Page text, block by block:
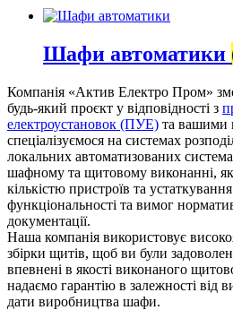
Шафи автоматики
Компанія «Актив Електро Пром»
будь-який проєкт у відповідності з
електроустановок (ПУЕ) та вашими
спеціалізуємося на системах
локальних автоматизованих
шафному та щитовому виконанні,
кількістю пристроїв та
функціональності та вимог
документації.
Наша компанія використовує
збірки щитів, щоб ви були
впевнені в якості виконаного
надаємо гарантію в залежності від
дати виробництва шафи.